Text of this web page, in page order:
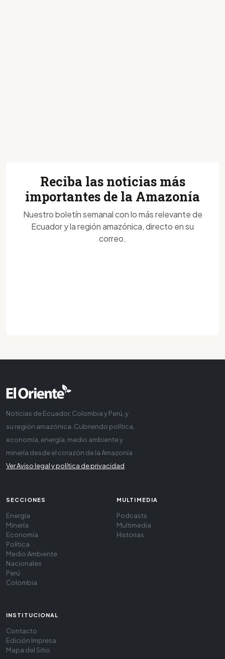
Reciba las noticias más
importantes de la Amazonía
Nuestro boletín semanal con lo más relevante de
Ecuador y la región amazónica, directo en su
correo.
Noticias de Ecuador, Colombia y Perú, y
su región amazónica. Cubriendo política,
economía, energía, medio ambiente y
minería desde el corazón de la Amazonía
Ver Aviso legal y política de privacidad
SECCIONES
Energía
Minería
Economía
Política
Medio Ambiente
Nacionales
Perú
Colombia
MULTIMEDIA
Podcasts
Multimedia
Historias
INSTITUCIONAL
Contacto
Edición Impresa
Mapa del Sitio